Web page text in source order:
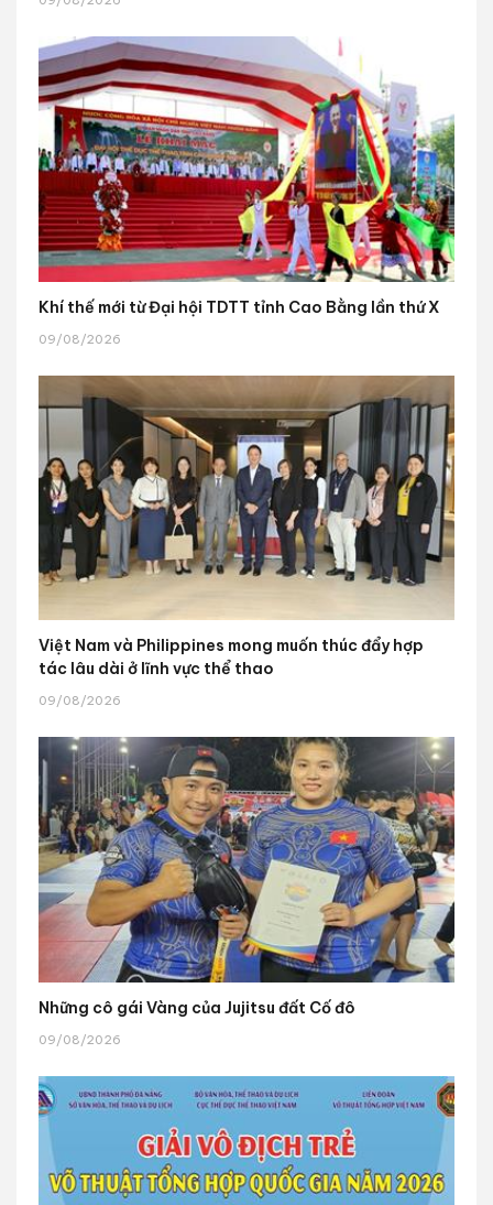
Khí thế mới từ Đại hội TDTT tỉnh Cao Bằng lần thứ X
09/08/2026
Việt Nam và Philippines mong muốn thúc đẩy hợp
tác lâu dài ở lĩnh vực thể thao
09/08/2026
Những cô gái Vàng của Jujitsu đất Cố đô
09/08/2026